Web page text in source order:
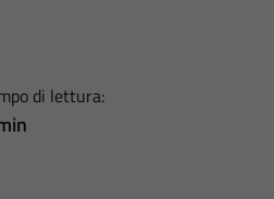
di lettura: